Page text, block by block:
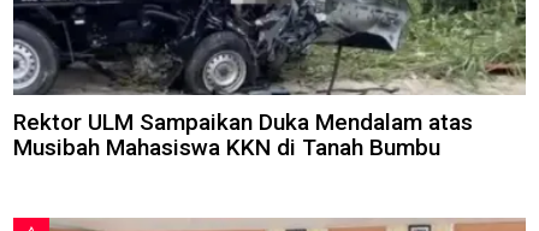
Rektor ULM Sampaikan Duka Mendalam atas
Musibah Mahasiswa KKN di Tanah Bumbu